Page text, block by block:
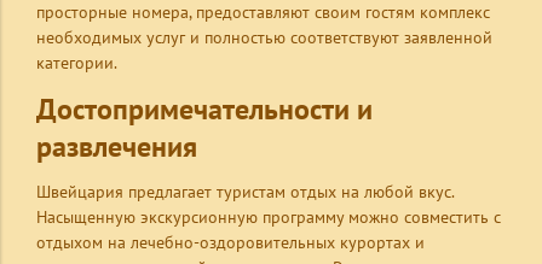
просторные номера, предоставляют своим гостям комплекс
необходимых услуг и полностью соответствуют заявленной
категории.
Достопримечательности и
развлечения
Швейцария предлагает туристам отдых на любой вкус.
Насыщенную экскурсионную программу можно совместить с
отдыхом на лечебно-оздоровительных курортах и